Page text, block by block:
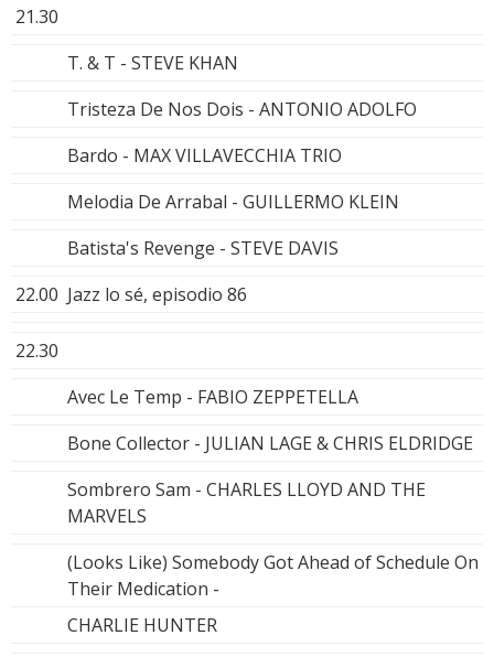
21.30
T. & T - STEVE KHAN
Tristeza De Nos Dois - ANTONIO ADOLFO
Bardo - MAX VILLAVECCHIA TRIO
Melodia De Arrabal - GUILLERMO KLEIN
Batista's Revenge - STEVE DAVIS
22.00 Jazz lo sé, episodio 86
22.30
Avec Le Temp - FABIO ZEPPETELLA
Bone Collector - JULIAN LAGE & CHRIS ELDRIDGE
Sombrero Sam - CHARLES LLOYD AND THE
MARVELS
(Looks Like) Somebody Got Ahead of Schedule On
Their Medication -
CHARLIE HUNTER